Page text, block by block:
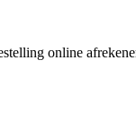
online